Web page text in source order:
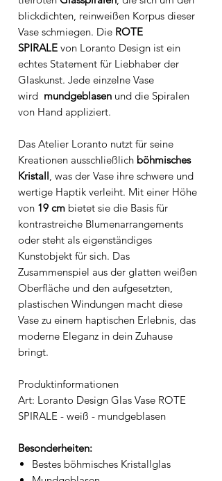
blickdichten, reinweißen Korpus dieser
Vase schmiegen. Die ROTE
SPIRALE von Loranto Design ist ein
echtes Statement für Liebhaber der
Glaskunst. Jede einzelne Vase
wird mundgeblasen und die Spiralen
von Hand appliziert.
Das Atelier Loranto nutzt für seine
Kreationen ausschließlich böhmisches
Kristall , was der Vase ihre schwere und
wertige Haptik verleiht. Mit einer Höhe
von 19 cm bietet sie die Basis für
kontrastreiche Blumenarrangements
oder steht als eigenständiges
Kunstobjekt für sich. Das
Zusammenspiel aus der glatten weißen
Oberfläche und den aufgesetzten,
plastischen Windungen macht diese
Vase zu einem haptischen Erlebnis, das
moderne Eleganz in dein Zuhause
bringt.
Produktinformationen
Art: Loranto Design Glas Vase ROTE
SPIRALE - weiß - mundgeblasen
Besonderheiten:
Bestes böhmisches Kristallglas